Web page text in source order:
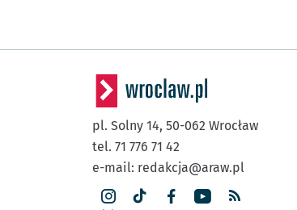
pl. Solny 14, 50-062 Wrocław
tel. 71 776 71 42
e-mail: redakcja@araw.pl